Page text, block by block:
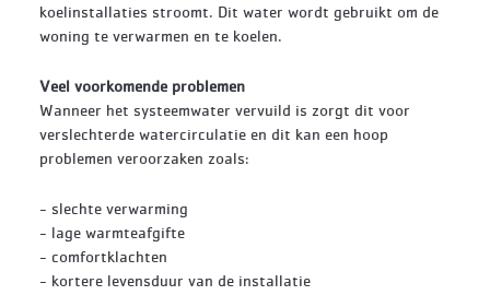
koelinstallaties stroomt. Dit water wordt gebruikt om de
woning te verwarmen en te koelen.
Veel voorkomende problemen
Wanneer het systeemwater vervuild is zorgt dit voor
verslechterde watercirculatie en dit kan een hoop
problemen veroorzaken zoals:
- slechte verwarming
- lage warmteafgifte
- comfortklachten
- kortere levensduur van de installatie